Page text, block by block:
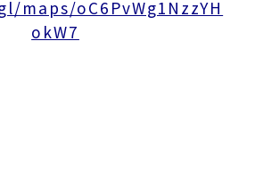
maps/oC6PvWg1NzzYH
okW7